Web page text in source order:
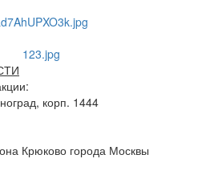
корп. 1444
Крюково города Москвы